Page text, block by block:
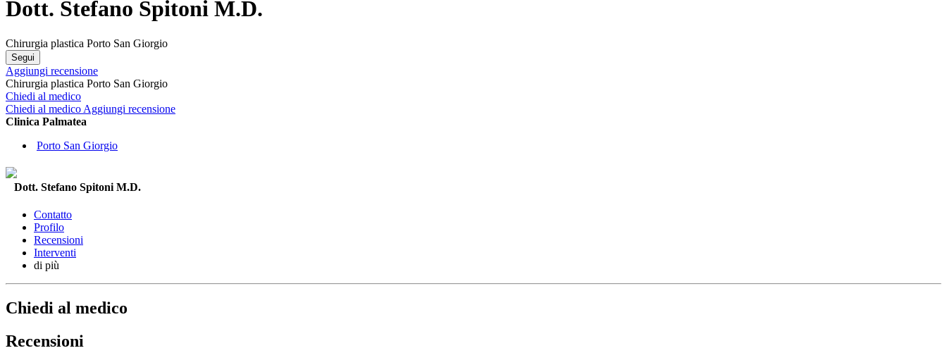
Dott. Stefano Spitoni M.D.
Chirurgia plastica Porto San Giorgio
Segui
Aggiungi recensione
Chirurgia plastica Porto San Giorgio
Chiedi al medico
Chiedi al medico Aggiungi recensione
Clinica Palmatea
Porto San Giorgio
Dott. Stefano Spitoni M.D.
Contatto
Profilo
Recensioni
Interventi
di più
Chiedi al medico
Recensioni